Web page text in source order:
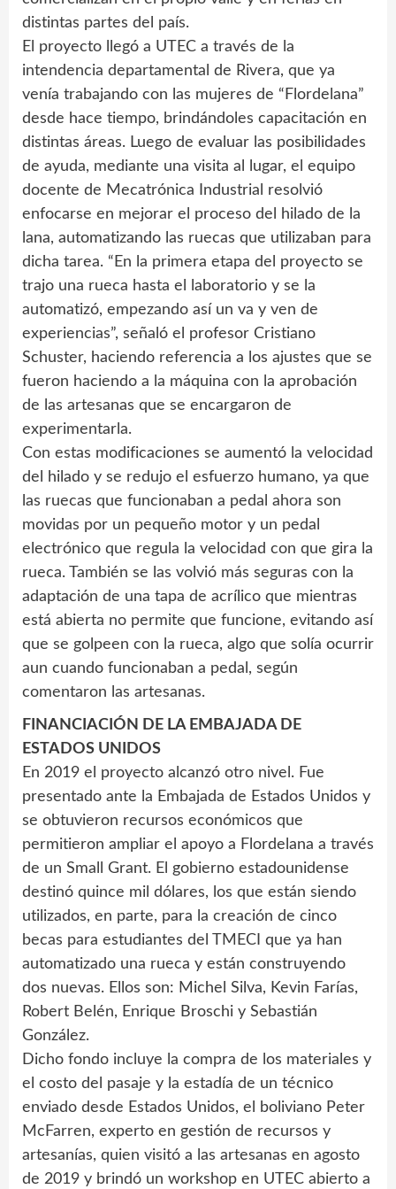
distintas partes del país.
El proyecto llegó a UTEC a través de la
intendencia departamental de Rivera, que ya
venía trabajando con las mujeres de “Flordelana”
desde hace tiempo, brindándoles capacitación en
distintas áreas. Luego de evaluar las posibilidades
de ayuda, mediante una visita al lugar, el equipo
docente de Mecatrónica Industrial resolvió
enfocarse en mejorar el proceso del hilado de la
lana, automatizando las ruecas que utilizaban para
dicha tarea. “En la primera etapa del proyecto se
trajo una rueca hasta el laboratorio y se la
automatizó, empezando así un va y ven de
experiencias”, señaló el profesor Cristiano
Schuster, haciendo referencia a los ajustes que se
fueron haciendo a la máquina con la aprobación
de las artesanas que se encargaron de
experimentarla.
Con estas modificaciones se aumentó la velocidad
del hilado y se redujo el esfuerzo humano, ya que
las ruecas que funcionaban a pedal ahora son
movidas por un pequeño motor y un pedal
electrónico que regula la velocidad con que gira la
rueca. También se las volvió más seguras con la
adaptación de una tapa de acrílico que mientras
está abierta no permite que funcione, evitando así
que se golpeen con la rueca, algo que solía ocurrir
aun cuando funcionaban a pedal, según
comentaron las artesanas.
FINANCIACIÓN DE LA EMBAJADA DE
ESTADOS UNIDOS
En 2019 el proyecto alcanzó otro nivel. Fue
presentado ante la Embajada de Estados Unidos y
se obtuvieron recursos económicos que
permitieron ampliar el apoyo a Flordelana a través
de un Small Grant. El gobierno estadounidense
destinó quince mil dólares, los que están siendo
utilizados, en parte, para la creación de cinco
becas para estudiantes del TMECI que ya han
automatizado una rueca y están construyendo
dos nuevas. Ellos son: Michel Silva, Kevin Farías,
Robert Belén, Enrique Broschi y Sebastián
González.
Dicho fondo incluye la compra de los materiales y
el costo del pasaje y la estadía de un técnico
enviado desde Estados Unidos, el boliviano Peter
McFarren, experto en gestión de recursos y
artesanías, quien visitó a las artesanas en agosto
de 2019 y brindó un workshop en UTEC abierto a